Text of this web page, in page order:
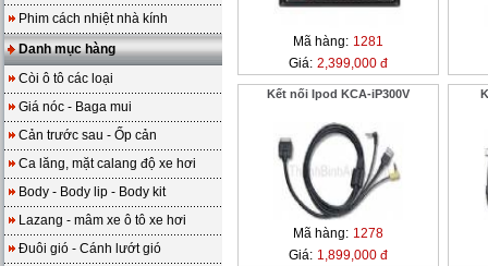
Phim cách nhiệt nhà kính
Danh mục hàng
Còi ô tô các loại
Giá nóc - Baga mui
Cản trước sau - Ốp cản
Ca lăng, mặt calang độ xe hơi
Body - Body lip - Body kit
Lazang - mâm xe ô tô xe hơi
Đuôi gió - Cánh lướt gió
Mã hàng: 1281
Giá: 2,399,000 đ
Kết nối Ipod KCA-iP300V
Mã hàng: 1278
Giá: 1,899,000 đ